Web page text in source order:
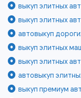
выкуп элитных
выкуп элитных
автовыкуп
выкуп элитных
выкуп элитных
автовыкуп
выкуп премиум